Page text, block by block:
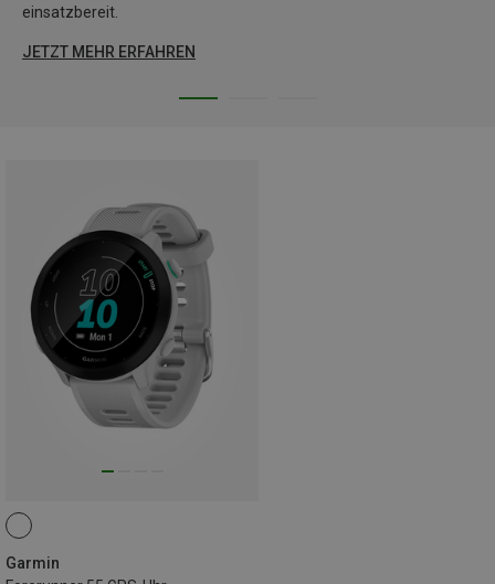
einsatzbereit.
JETZT MEHR ERFAHREN
Garmin